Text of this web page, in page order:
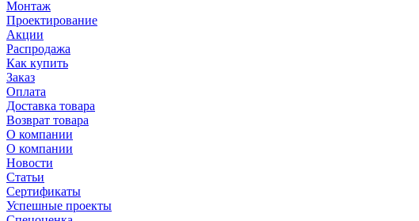
Монтаж
Проектирование
Акции
Распродажа
Как купить
Заказ
Оплата
Доставка товара
Возврат товара
О компании
О компании
Новости
Статьи
Сертификаты
Успешные проекты